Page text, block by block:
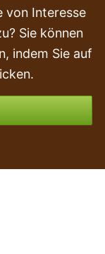
von Interesse
Sie können
indem Sie auf